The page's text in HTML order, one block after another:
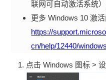
联网可自动激活系统
更多 Windows 10 激
https://
cn/help/12440/
点击 Windows 图标 >